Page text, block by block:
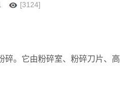
[3124]
。它由粉碎室、粉碎刀片、